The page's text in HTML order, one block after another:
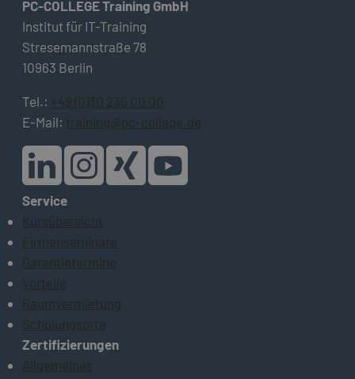
PC-COLLEGE Training GmbH
Institut für IT-Training
Stresemannstraße 78
10963 Berlin
Tel.: +49 (0)30 235 00 00
E-Mail: training@pc-college.de
Service
Kursübersicht
Firmenseminare
Garantietermine
Vorteile
Raumvermietung
Schulungsorte
Zertifizierungen
Allgemeines